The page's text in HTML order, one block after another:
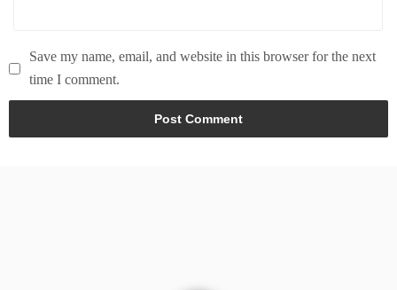
Save my name, email, and website in this browser for the next
time I comment.